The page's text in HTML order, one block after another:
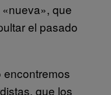
que
el pasado
encontremos
que los